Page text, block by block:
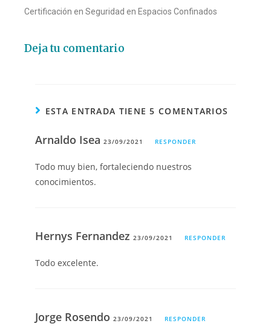
Certificación en Seguridad en Espacios Confinados
Deja tu comentario
ESTA ENTRADA TIENE 5 COMENTARIOS
Arnaldo Isea23/09/2021 RESPONDER
Todo muy bien, fortaleciendo nuestros
conocimientos.
Hernys Fernandez23/09/2021 RESPONDER
Todo excelente.
Jorge Rosendo23/09/2021 RESPONDER